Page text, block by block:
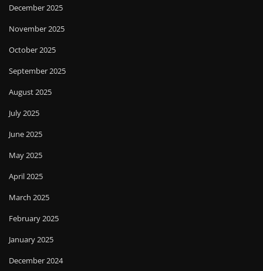
December 2025
November 2025
October 2025
September 2025
August 2025
July 2025
June 2025
May 2025
April 2025
March 2025
February 2025
January 2025
December 2024